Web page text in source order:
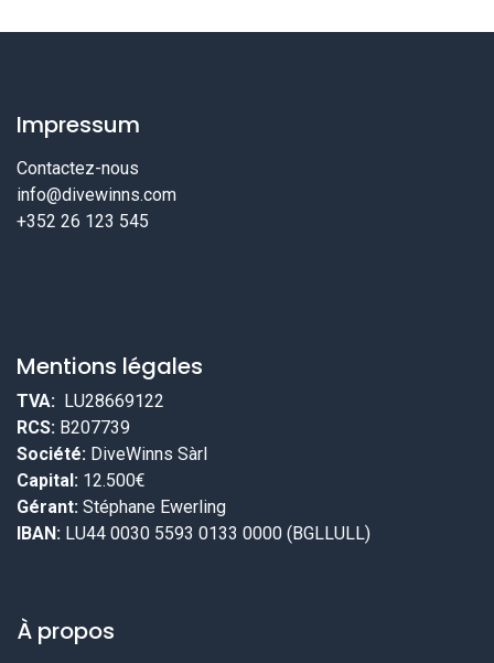
Impressum
Contactez-nous
info@divewinns.com
+352 26 123 545
Mentions légales
TVA: LU28669122
RCS: B207739
Société: DiveWinns Sàrl
Capital: 12.500€
Gérant: Stéphane Ewerling
IBAN: LU44 0030 5593 0133 0000 (BGLLULL)
À propos